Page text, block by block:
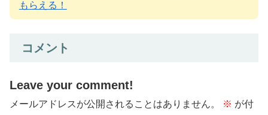
もらえる！
コメント
Leave your comment!
メールアドレスが公開されることはありません。 ※ が付